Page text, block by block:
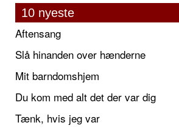
10 nyeste
Aftensang
Slå hinanden over hænderne
Mit barndomshjem
Du kom med alt det der var dig
Tænk, hvis jeg var